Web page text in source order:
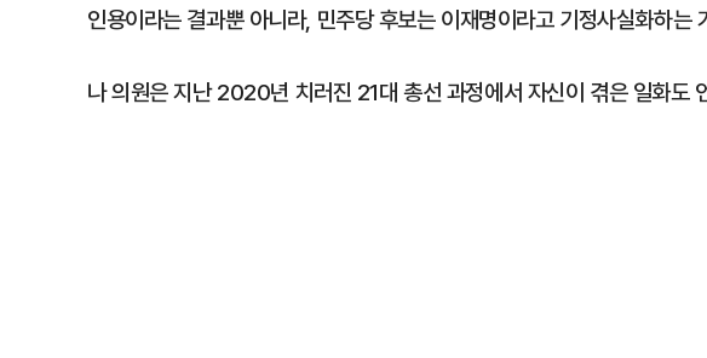
인용이라는 결과뿐 아니라, 민주당 후보는 이재명이라고 기정사실화하는
나 의원은 지난 2020년 치러진 21대 총선 과정에서 자신이 겪은 일화도